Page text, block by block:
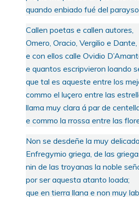
quando enbiado fué del parayso.
Callen poetas e callen autores,
Omero, Oracio, Vergilio e Dante,
e con ellos calle Ovidio
e quantos escripvieron loando
que tal es aqueste entre los
commo el luçero entre las
llama muy clara á par de
e commo la rrossa entre las
Non se desdeñe la muy delicada
Enfregymio griega, de las
nin de las troyanas la noble
por ser aquesta atanto loada;
que en tierra llana e non muy